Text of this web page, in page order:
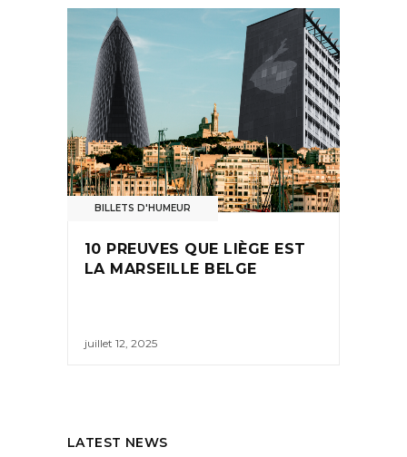
BILLETS D'HUMEUR
10 PREUVES QUE LIÈGE EST
LA MARSEILLE BELGE
juillet 12, 2025
LATEST NEWS